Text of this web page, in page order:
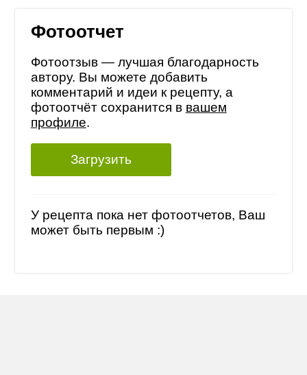
Фотоотчет
Фотоотзыв — лучшая благодарность
автору. Вы можете добавить
комментарий и идеи к рецепту, а
фотоотчёт сохранится в вашем
профиле.
Загрузить
У рецепта пока нет фотоотчетов, Ваш
может быть первым :)